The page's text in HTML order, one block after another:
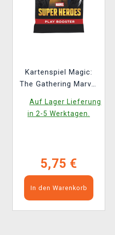
Kartenspiel Magic:
The Gathering Marvel
Booster (14 Karten)
Auf Lager Lieferung
in 2-5 Werktagen.
5,75 €
In den Warenkorb